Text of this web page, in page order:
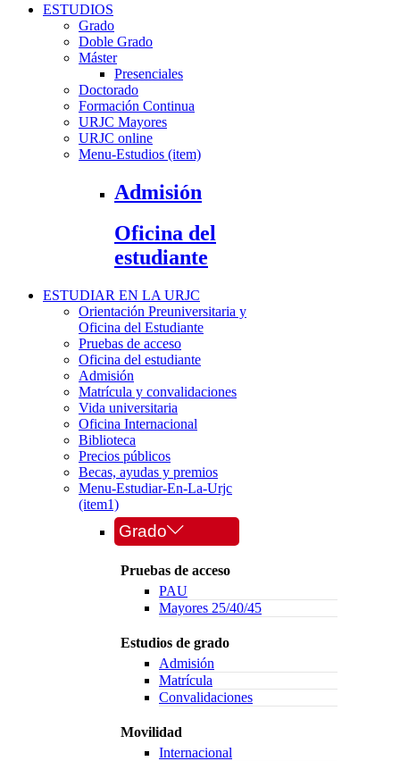
ESTUDIOS
Grado
Doble Grado
Máster
Presenciales
Doctorado
Formación Continua
URJC Mayores
URJC online
Menu-Estudios (item)
Admisión
Oficina del
estudiante
ESTUDIAR EN LA URJC
Orientación Preuniversitaria y
Oficina del Estudiante
Pruebas de acceso
Oficina del estudiante
Admisión
Matrícula y convalidaciones
Vida universitaria
Oficina Internacional
Biblioteca
Precios públicos
Becas, ayudas y premios
Menu-Estudiar-En-La-Urjc
(item1)
Grado
Pruebas de acceso
PAU
Mayores 25/40/45
Estudios de grado
Admisión
Matrícula
Convalidaciones
Movilidad
Internacional